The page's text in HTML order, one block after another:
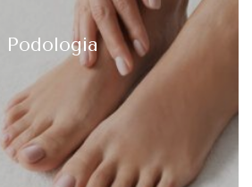
Podologia